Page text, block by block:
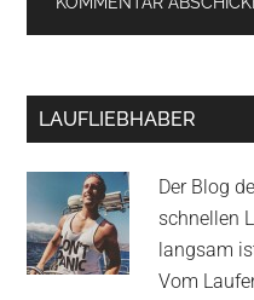
Primary
LAUFLIEBHABER
Der Blog
schnellen
langsam
Vom